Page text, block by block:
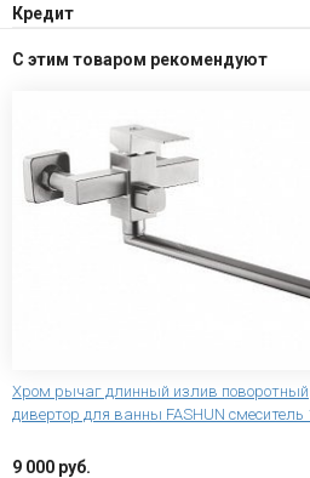
Кредит
С этим товаром рекомендуют
Хром рычаг длинный излив поворотный
дивертор для ванны FASHUN смеситель
9 000 руб.